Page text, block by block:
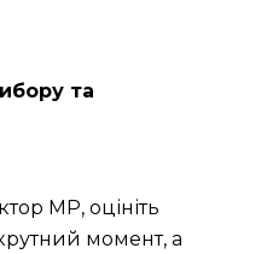
та
МР, оцініть
момент, а